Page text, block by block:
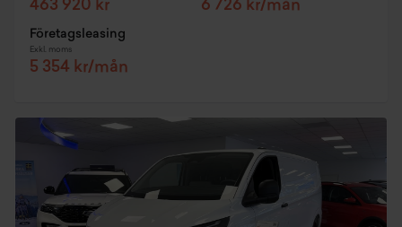
463 920 kr 6 726 kr/mån
Företagsleasing
Exkl. moms
5 354 kr/mån